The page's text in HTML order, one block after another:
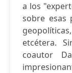
a los
sobre esas
etcétera.
coautor